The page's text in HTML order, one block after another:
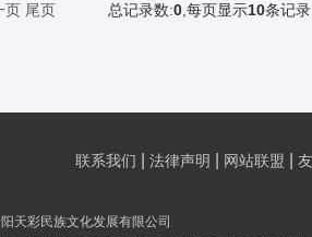
页 尾页 总记录数:0 ,每页显示10条记
联系我们 法律声明 网站联盟
天彩民族文化发展有限公司